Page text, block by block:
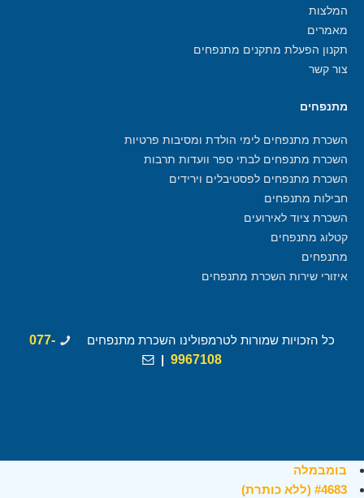
המלצות
מאמרים
תקנון הפעלת מתקנים מתנפחים
צור קשר
מתנפחים
השכרת מתנפחים לימי הולדת ומסיבות פרטיות
השכרת מתנפחים לבתי ספר וועדות תרבות
השכרת מתנפחים לפסטיבלים וירידים
חבילות מתנפחים
השכרת ציוד לאירועים
קטלוג מתנפחים
מתנפחים
איזורי שירות השכרת מתנפחים
כל הזכויות שמורות לטרמפולינו השכרת מתנפחים
077-
9967108
|
בומבמלה
#4683 (ללא כותרת)